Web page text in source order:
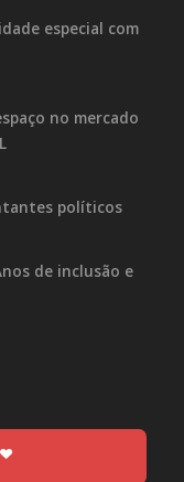
especial com
no mercado
políticos
de inclusão e